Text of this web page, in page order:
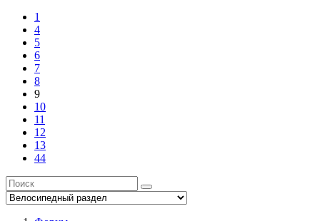
1
4
5
6
7
8
9
10
11
12
13
44